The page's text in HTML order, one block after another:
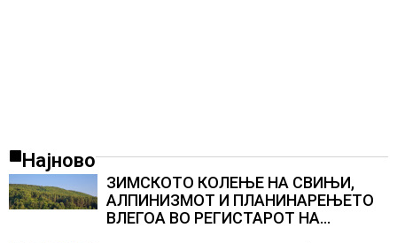
Најново
ЗИМСКОТО КОЛЕЊЕ НА СВИЊИ,
АЛПИНИЗМОТ И ПЛАНИНАРЕЊЕТО
ВЛЕГОА ВО РЕГИСТАРОТ НА